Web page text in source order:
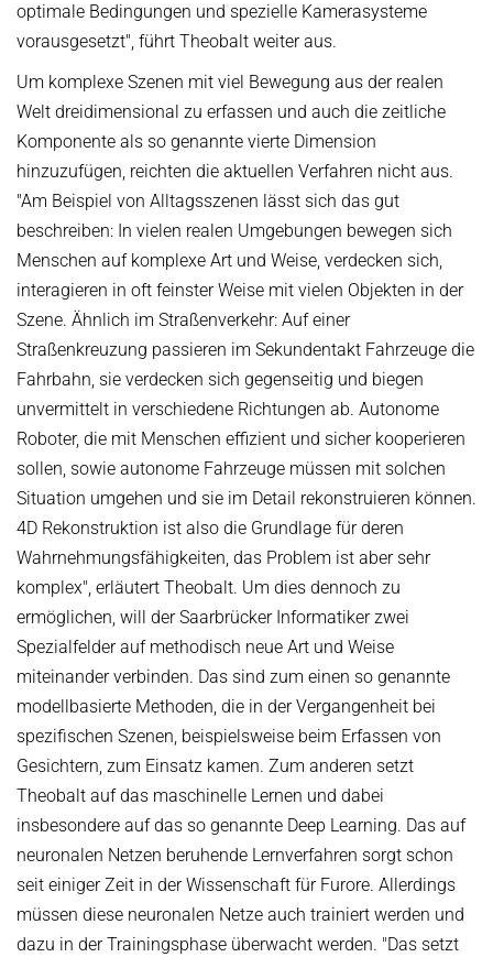
optimale Bedingungen und spezielle Kamerasysteme
vorausgesetzt", führt Theobalt weiter aus.
Um komplexe Szenen mit viel Bewegung aus der realen
Welt dreidimensional zu erfassen und auch die zeitliche
Komponente als so genannte vierte Dimension
hinzuzufügen, reichten die aktuellen Verfahren nicht aus.
"Am Beispiel von Alltagsszenen lässt sich das gut
beschreiben: In vielen realen Umgebungen bewegen sich
Menschen auf komplexe Art und Weise, verdecken sich,
interagieren in oft feinster Weise mit vielen Objekten in der
Szene. Ähnlich im Straßenverkehr: Auf einer
Straßenkreuzung passieren im Sekundentakt Fahrzeuge die
Fahrbahn, sie verdecken sich gegenseitig und biegen
unvermittelt in verschiedene Richtungen ab. Autonome
Roboter, die mit Menschen effizient und sicher kooperieren
sollen, sowie autonome Fahrzeuge müssen mit solchen
Situation umgehen und sie im Detail rekonstruieren können.
4D Rekonstruktion ist also die Grundlage für deren
Wahrnehmungsfähigkeiten, das Problem ist aber sehr
komplex", erläutert Theobalt. Um dies dennoch zu
ermöglichen, will der Saarbrücker Informatiker zwei
Spezialfelder auf methodisch neue Art und Weise
miteinander verbinden. Das sind zum einen so genannte
modellbasierte Methoden, die in der Vergangenheit bei
spezifischen Szenen, beispielsweise beim Erfassen von
Gesichtern, zum Einsatz kamen. Zum anderen setzt
Theobalt auf das maschinelle Lernen und dabei
insbesondere auf das so genannte Deep Learning. Das auf
neuronalen Netzen beruhende Lernverfahren sorgt schon
seit einiger Zeit in der Wissenschaft für Furore. Allerdings
müssen diese neuronalen Netze auch trainiert werden und
dazu in der Trainingsphase überwacht werden. "Das setzt